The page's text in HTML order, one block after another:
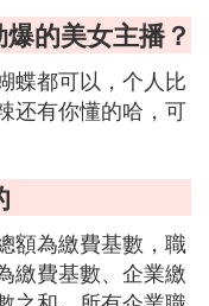
的美女主播？
蝶都可以，个人比
还有你懂的哈，可
額為繳費基數，職
繳費基數、企業繳